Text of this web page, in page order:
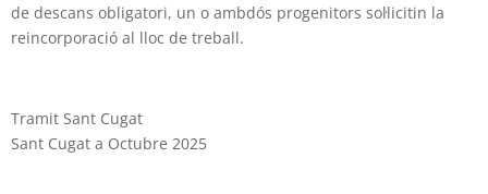
de descans obligatori, un o ambdós progenitors sol·licitin la
reincorporació al lloc de treball.
Tramit Sant Cugat
Sant Cugat a Octubre 2025